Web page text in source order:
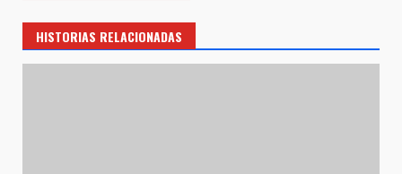
HISTORIAS RELACIONADAS